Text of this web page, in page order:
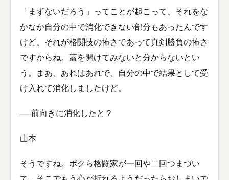
「まずないだろう」ってことが起こって、それをな
かなか自分の中で消化できない部分もあったんです
けど、それが格闘技の怖さであって真剣勝負の怖さ
ですからね。蓋を開けてみないと分からないとい
う。まあ、あれはあれで、自分の中で結果として受
け入れて消化しましたけど。
──前向きに消化したと？
山本
そうですね。ボクら格闘家が一回や二回つまづい